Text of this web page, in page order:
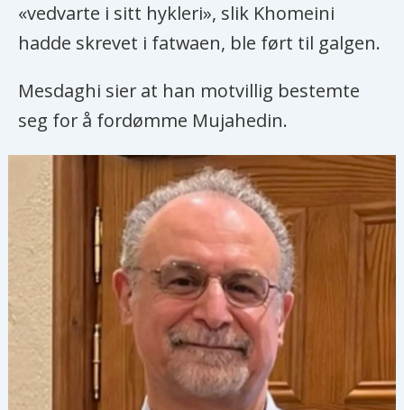
«vedvarte i sitt hykleri», slik Khomeini
hadde skrevet i fatwaen, ble ført til galgen.
Mesdaghi sier at han motvillig bestemte
seg for å fordømme Mujahedin.